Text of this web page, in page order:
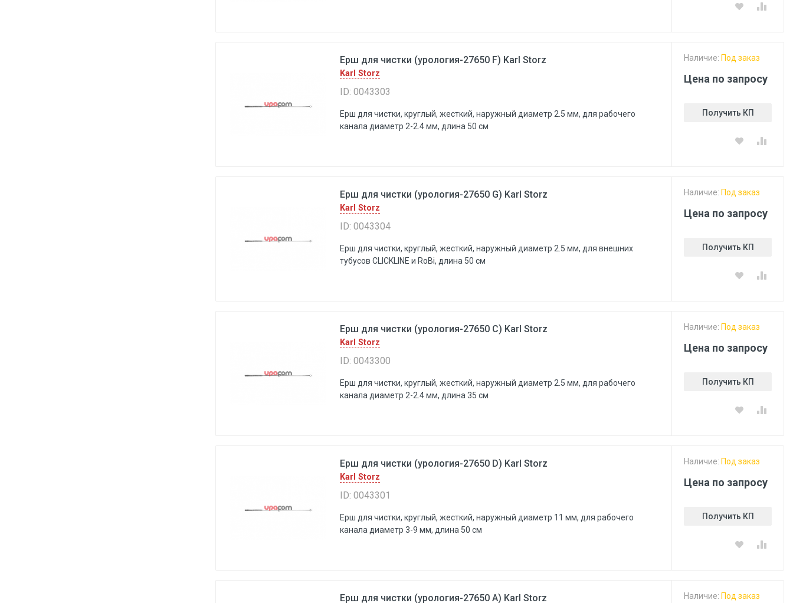
Ерш для чистки (урология-27650 F) Karl Storz
Karl Storz
ID: 0043303
Ерш для чистки, круглый, жесткий, наружный диаметр 2.5 мм, для рабочего
канала диаметр 2-2.4 мм, длина 50 см
Наличие: Под заказ
Цена по запросу
Получить КП
Ерш для чистки (урология-27650 G) Karl Storz
Karl Storz
ID: 0043304
Ерш для чистки, круглый, жесткий, наружный диаметр 2.5 мм, для внешних
тубусов CLICKLINE и RoBi, длина 50 см
Наличие: Под заказ
Цена по запросу
Получить КП
Ерш для чистки (урология-27650 С) Karl Storz
Karl Storz
ID: 0043300
Ерш для чистки, круглый, жесткий, наружный диаметр 2.5 мм, для рабочего
канала диаметр 2-2.4 мм, длина 35 см
Наличие: Под заказ
Цена по запросу
Получить КП
Ерш для чистки (урология-27650 D) Karl Storz
Karl Storz
ID: 0043301
Ерш для чистки, круглый, жесткий, наружный диаметр 11 мм, для рабочего
канала диаметр 3-9 мм, длина 50 см
Наличие: Под заказ
Цена по запросу
Получить КП
Ерш для чистки (урология-27650 А) Karl Storz Наличие: Под заказ